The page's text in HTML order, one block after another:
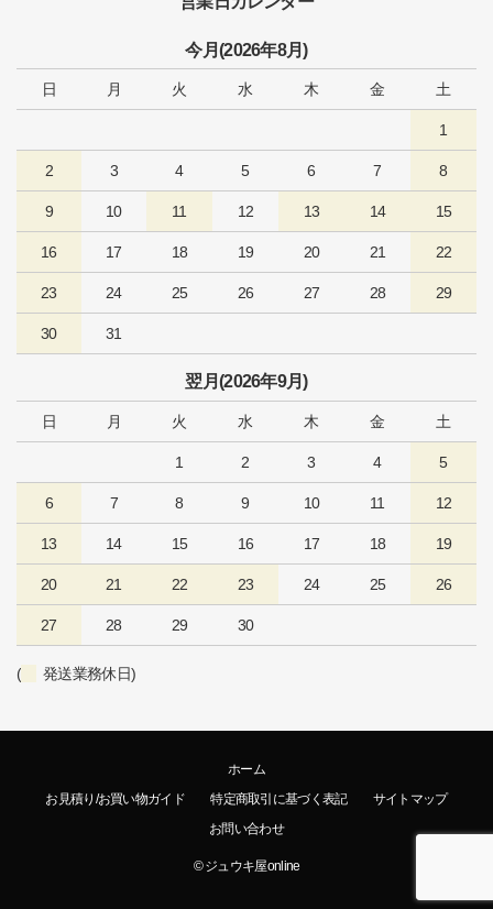
今月(2026年8月)
日 月 火 水 木 金 土
1
2 3 4 5 6 7 8
9 10 11 12 13 14 15
16 17 18 19 20 21 22
23 24 25 26 27 28 29
30 31
翌月(2026年9月)
日 月 火 水 木 金 土
1 2 3 4 5
6 7 8 9 10 11 12
13 14 15 16 17 18 19
20 21 22 23 24 25 26
27 28 29 30
( 発送業務休日)
ホーム
お見積り/お買い物ガイド
特定商取引に基づく表記
サイトマップ
お問い合わせ
© ジュウキ屋online